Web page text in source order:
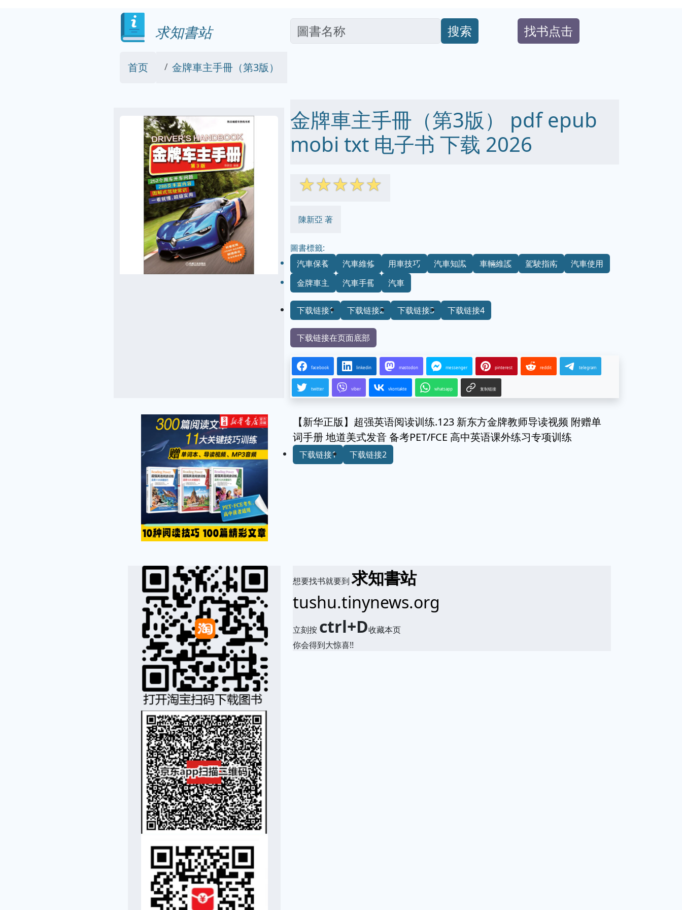
求知書站 搜索 找书点击
首页 金牌車主手冊（第3版）
金牌車主手冊（第3版） pdf epub
mobi txt 电子书 下载 2026
☆☆☆☆☆
陳新亞 著
圖書標籤:
汽車保養
汽車維修 用車技巧 汽車知識 車輛維護 駕駛指南
汽車使用
金牌車主
汽車手冊 汽車
下载链接1 下载链接2 下载链接3 下载链接4
下载链接在页面底部
facebook linkedin mastodon messenger pinterest reddit telegram
twitter viber vkontakte whatsapp 复制链接
【新华正版】超强英语阅读训练.123 新东方金牌教师导读视频 附赠单
词手册 地道美式发音 备考PET/FCE 高中英语课外练习专项训练
下载链接1 下载链接2
想要找书就要到求知書站
tushu.tinynews.org
立刻按 ctrl+D收藏本页
你会得到大惊喜!!